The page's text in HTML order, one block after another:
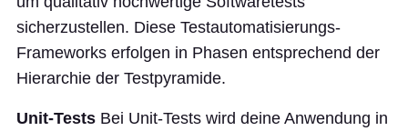
sicherzustellen. Diese Testautomatisierungs-
Frameworks erfolgen in Phasen entsprechend der
Hierarchie der Testpyramide.
Unit-Tests Bei Unit-Tests wird deine Anwendung in